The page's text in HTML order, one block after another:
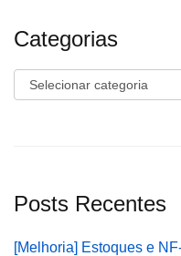
Categorias
Categorias
Posts Recentes
[Melhoria] Estoques e